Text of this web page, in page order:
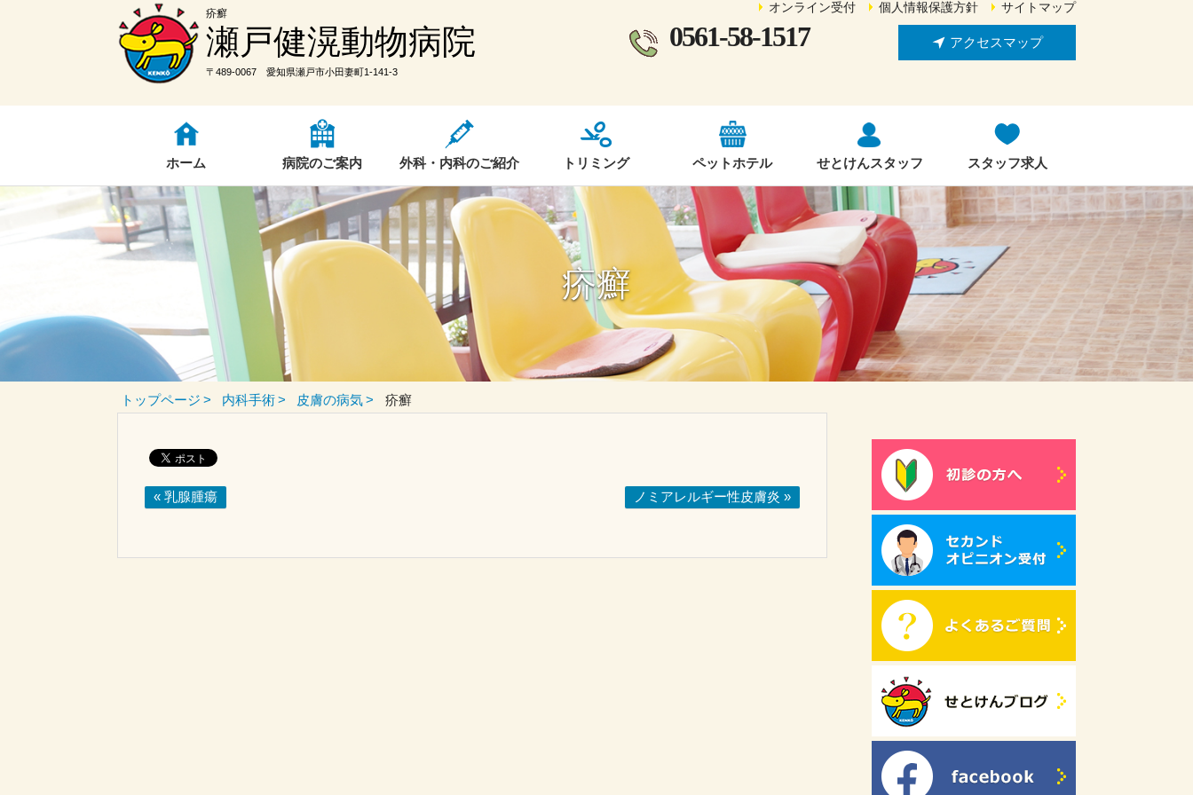
疥癬
瀬戸健滉動物病院
〒489-0067 愛知県瀬戸市小田妻町1-141-3
オンライン受付 個人情報保護方針 サイトマップ
0561-58-1517 アクセスマップ
ホーム 病院のご案内 外科・内科のご紹介 トリミング ペットホテル せとけんスタッフ スタッフ求人
疥癬
トップページ 内科手術 皮膚の病気 疥癬
« 乳腺腫瘍 ノミアレルギー性皮膚炎 »